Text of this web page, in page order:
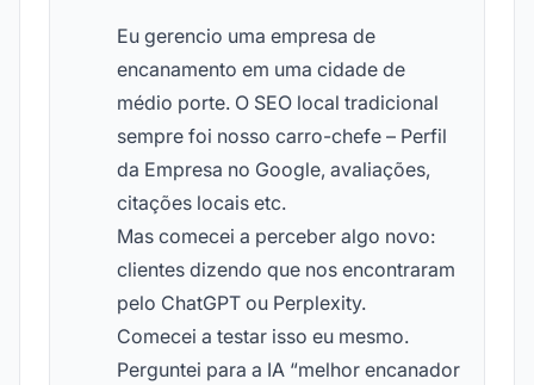
Eu gerencio uma empresa de
encanamento em uma cidade de
médio porte. O SEO local tradicional
sempre foi nosso carro-chefe – Perfil
da Empresa no Google, avaliações,
citações locais etc.
Mas comecei a perceber algo novo:
clientes dizendo que nos encontraram
pelo ChatGPT ou Perplexity.
Comecei a testar isso eu mesmo.
Perguntei para a IA “melhor encanador